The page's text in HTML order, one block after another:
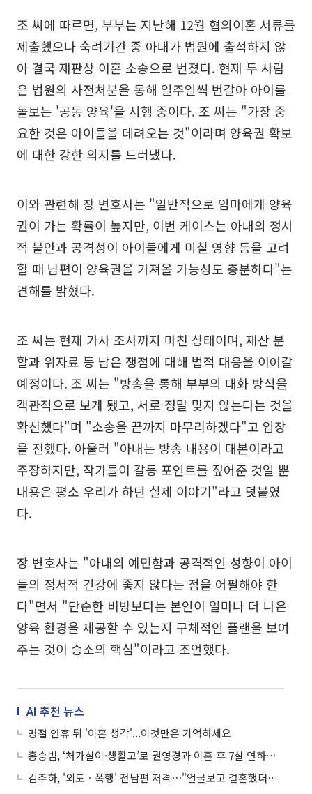
조 씨에 따르면, 부부는 지난해 12월 협의이혼 서류를
제출했으나 숙려기간 중 아내가 법원에 출석하지 않
아 결국 재판상 이혼 소송으로 번졌다. 현재 두 사람
은 법원의 사전처분을 통해 일주일씩 번갈아 아이를
돌보는 '공동 양육'을 시행 중이다. 조 씨는 "가장 중
요한 것은 아이들을 데려오는 것"이라며 양육권 확보
에 대한 강한 의지를 드러냈다.
이와 관련해 장 변호사는 "일반적으로 엄마에게 양육
권이 가는 확률이 높지만, 이번 케이스는 아내의 정서
적 불안과 공격성이 아이들에게 미칠 영향 등을 고려
할 때 남편이 양육권을 가져올 가능성도 충분하다"는
견해를 밝혔다.
조 씨는 현재 가사 조사까지 마친 상태이며, 재산 분
할과 위자료 등 남은 쟁점에 대해 법적 대응을 이어갈
예정이다. 조 씨는 "방송을 통해 부부의 대화 방식을
객관적으로 보게 됐고, 서로 정말 맞지 않는다는 것을
확신했다"며 "소송을 끝까지 마무리하겠다"고 입장
을 전했다. 아울러 "아내는 방송 내용이 대본이라고
주장하지만, 작가들이 갈등 포인트를 짚어준 것일 뿐
내용은 평소 우리가 하던 실제 이야기"라고 덧붙였
다.
장 변호사는 "아내의 예민함과 공격적인 성향이 아이
들의 정서적 건강에 좋지 않다는 점을 어필해야 한
다"면서 "단순한 비방보다는 본인이 얼마나 더 나은
양육 환경을 제공할 수 있는지 구체적인 플랜을 보여
주는 것이 승소의 핵심"이라고 조언했다.
AI 추천 뉴스
명절 연휴 뒤 '이혼 생각'...이것만은 기억하세요
홍승범, ‘처가살이·생활고’로 권영경과 이혼 후 7살 연하와 재혼 준비
김주하, '외도ㆍ폭행' 전남편 저격⋯"얼굴보고 결혼했더니 성형남"